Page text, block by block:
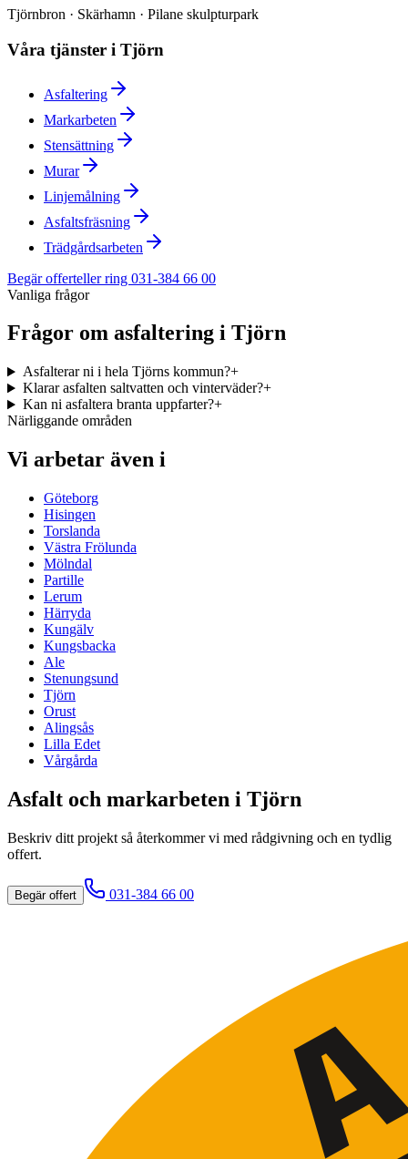
Tjörnbron · Skärhamn · Pilane skulpturpark
Våra tjänster i Tjörn
Asfaltering
Markarbeten
Stensättning
Murar
Linjemålning
Asfaltsfräsning
Trädgårdsarbeten
Begär offerteller ring 031-384 66 00
Vanliga frågor
Frågor om asfaltering i Tjörn
Asfalterar ni i hela Tjörns kommun?+
Klarar asfalten saltvatten och vinterväder?+
Kan ni asfaltera branta uppfarter?+
Närliggande områden
Vi arbetar även i
Göteborg
Hisingen
Torslanda
Västra Frölunda
Mölndal
Partille
Lerum
Härryda
Kungälv
Kungsbacka
Ale
Stenungsund
Tjörn
Orust
Alingsås
Lilla Edet
Vårgårda
Asfalt och markarbeten i Tjörn
Beskriv ditt projekt så återkommer vi med rådgivning och en tydlig
offert.
Begär offert 031-384 66 00